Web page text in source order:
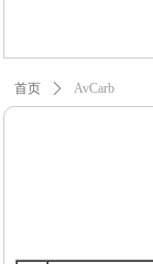
首页 ꄲ AvCarb